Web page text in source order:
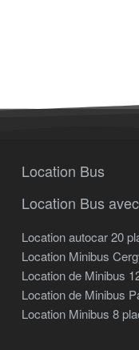
Location Bus
Location Bus
Location autocar 20
Location Minibus
Location de Minibus
Location de Minibus
Location Minibus 8